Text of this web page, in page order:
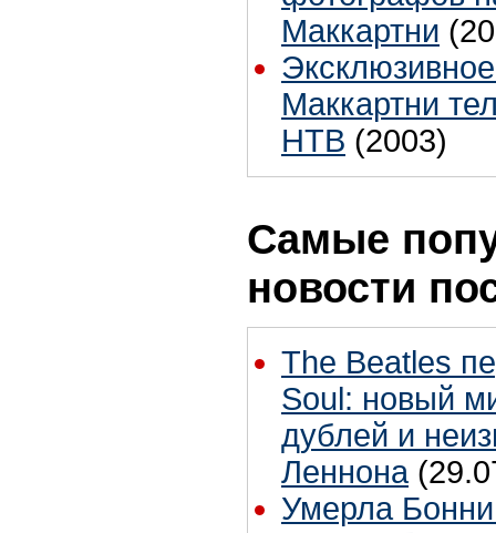
Маккартни
Маккартни
НТВ (2003)
Самые
новости
The Beatles
Soul: новый
дублей и
Леннона
Умерла